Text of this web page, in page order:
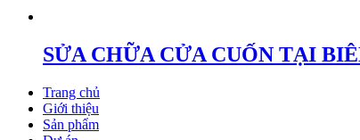
SỬA CHỮA CỬA CUỐN TẠI
Trang chủ
Giới thiệu
Sản phẩm